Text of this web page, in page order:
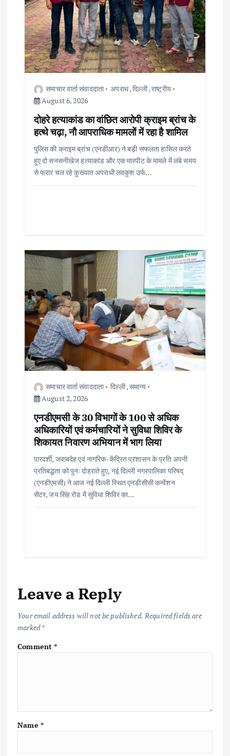
n
समाचार वार्ता संवाददाता अपराध,दिल्ली,राष्ट्रीय
August 6, 2026
दोहरे हत्याकांड का वांछित आरोपी क्राइम ब्रांच के
हत्थे चढ़ा, नौ आपराधिक मामलों में रहा है शामिल
पुलिस की क्राइम ब्रांच (एनडीआर) ने बड़ी सफलता हासिल करते
हुए दो सनसनीखेज हत्याकांड और एक मारपीट के मामले में लंबे समय
से फरार चल रहे कुख्यात अपराधी लवकुश उर्फ…
समाचार वार्ता संवाददाता दिल्ली,समान्य
August 2, 2026
एनडीएमसी के 30 विभागों के 100 से अधिक
अधिकारियों एवं कर्मचारियों ने सुविधा शिविर के
शिकायत निवारण अभियान में भाग लिया
पारदर्शी, जवाबदेह एवं नागरिक-केंद्रित प्रशासन के प्रति अपनी
प्रतिबद्धता को पुनः दोहराते हुए, नई दिल्ली नगरपालिका परिषद्
(एनडीएमसी) ने आज नई दिल्ली स्थित एनडीसीसी कन्वेंशन
सेंटर, जय सिंह रोड में सुविधा शिविर का…
Leave a Reply
Your email address will not be published. Required fields are
marked*
Comment*
Name *